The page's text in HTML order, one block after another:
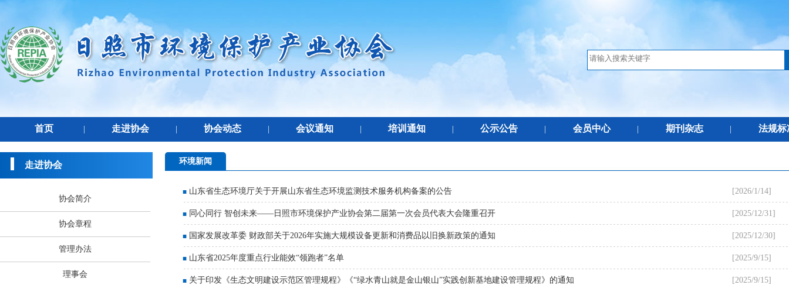
首页 走进协会 协会动态 会议通知 培训通知 公示公告 会员中心 期刊杂志 法规标
走进协会
协会简介
协会章程
管理办法
理事会
环境新闻
山东省生态环境厅关于开展山东省生态环境监测技术服务机构备案的公告 [2026/1/14]
同心同行 智创未来——日照市环境保护产业协会第二届第一次会员代表大会隆重召开 [2025/12/31]
国家发展改革委 财政部关于2026年实施大规模设备更新和消费品以旧换新政策的通知 [2025/12/30]
山东省2025年度重点行业能效“领跑者”名单 [2025/9/15]
关于印发《生态文明建设示范区管理规程》《“绿水青山就是金山银山”实践创新基地建设管理规程》的通知 [2025/9/15]